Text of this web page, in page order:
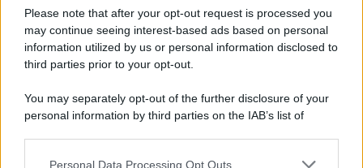
Please note that after your opt-out request is processed you
may continue seeing interest-based ads based on personal
information utilized by us or personal information disclosed to
third parties prior to your opt-out.
You may separately opt-out of the further disclosure of your
personal information by third parties on the IAB’s list of
Personal Data Processing Opt Outs